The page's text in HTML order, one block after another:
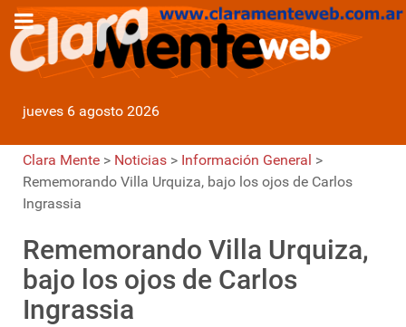
jueves 6 agosto 2026
Clara Mente > Noticias > Información General >
Rememorando Villa Urquiza, bajo los ojos de Carlos
Ingrassia
Rememorando Villa Urquiza,
bajo los ojos de Carlos
Ingrassia